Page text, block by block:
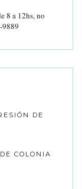
8 a 12hs, no
9889
DE
COLONIA